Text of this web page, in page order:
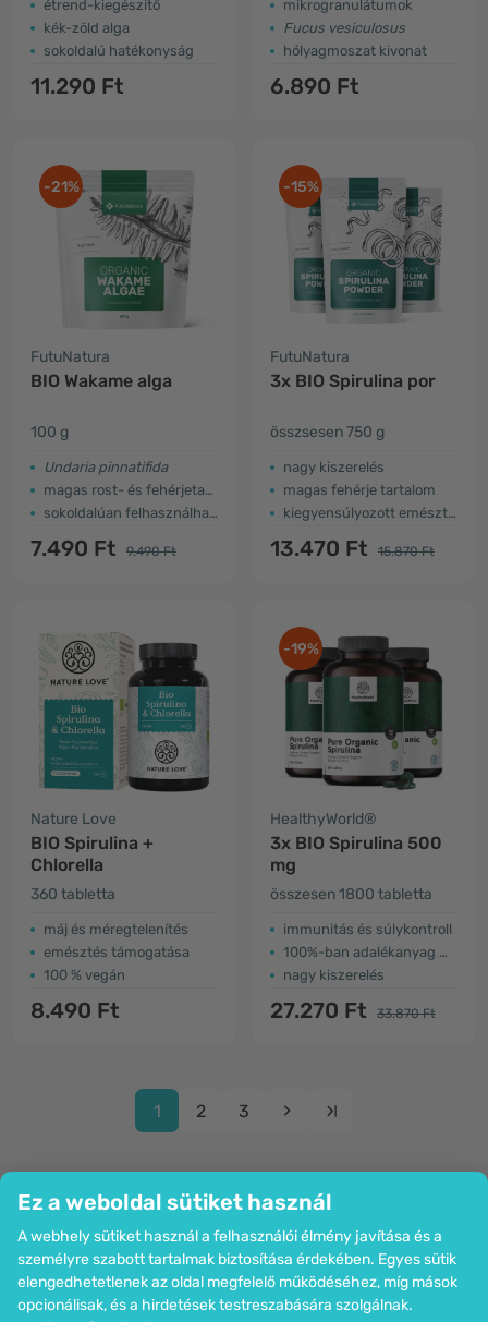
Ez a weboldal sütiket használ
A webhely sütiket használ a felhasználói élmény javítása és a
személyre szabott tartalmak biztosítása érdekében. Egyes sütik
elengedhetetlenek az oldal megfelelő működéséhez, míg mások
opcionálisak, és a hirdetések testreszabására szolgálnak.
étrend-kiegészítő
kék-zöld alga
sokoldalú hatékonyság
11.290 Ft
mikrogranulátumok
Fucus vesiculosus
hólyagmoszat kivonat
6.890 Ft
-21%
FutuNatura
BIO Wakame alga
100 g
Undaria pinnatifida
magas rost- és fehérjetartalom
sokoldalúan felhasználható
7.490 Ft 9.490 Ft
-15%
FutuNatura
3x BIO Spirulina por
összsesen 750 g
nagy kiszerelés
magas fehérje tartalom
kiegyensúlyozott emésztés
13.470 Ft 15.870 Ft
Nature Love
BIO Spirulina +
Chlorella
360 tabletta
máj és méregtelenítés
emésztés támogatása
100 % vegán
8.490 Ft
-19%
HealthyWorld®
3x BIO Spirulina 500
mg
összesen 1800 tabletta
immunitás és súlykontroll
100%-ban adalékanyag mentes
nagy kiszerelés
27.270 Ft 33.870 Ft
1 2 3
Cég
Információk
Csatlakozzon hozzánk